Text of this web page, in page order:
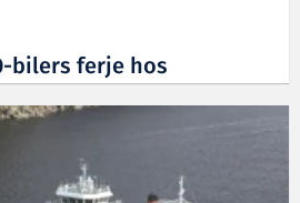
bilers ferje hos